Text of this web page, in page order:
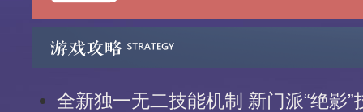
全新独一无二技能机制 新门派“绝影